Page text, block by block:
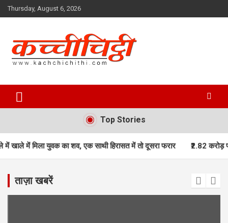
Skip
to
Thursday, August 6, 2026
Kachchichithi
Top Stories
मिला युवक का शव, एक साथी हिरासत में तो दूसरा फरार ₹2.82 करोड़ पाने के लिए
ताज़ा खबरें